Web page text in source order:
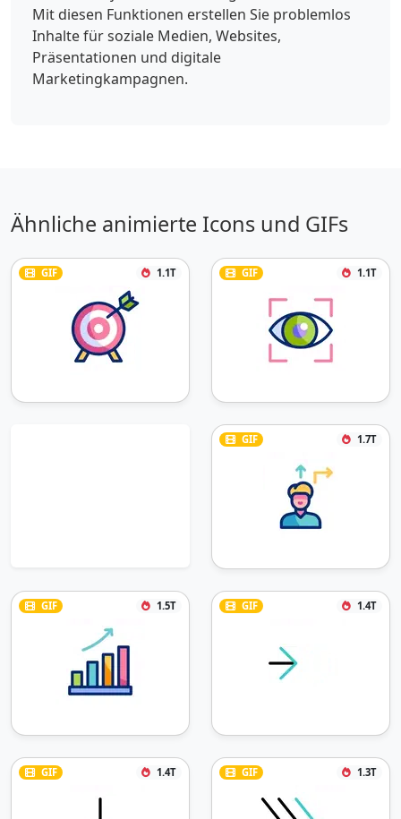
Mit diesen Funktionen erstellen Sie problemlos
Inhalte für soziale Medien, Websites,
Präsentationen und digitale
Marketingkampagnen.
Ähnliche animierte Icons und GIFs
GIF 1.1T GIF 1.1T
GIF 1.7T
GIF 1.5T GIF 1.4T
GIF 1.4T GIF 1.3T